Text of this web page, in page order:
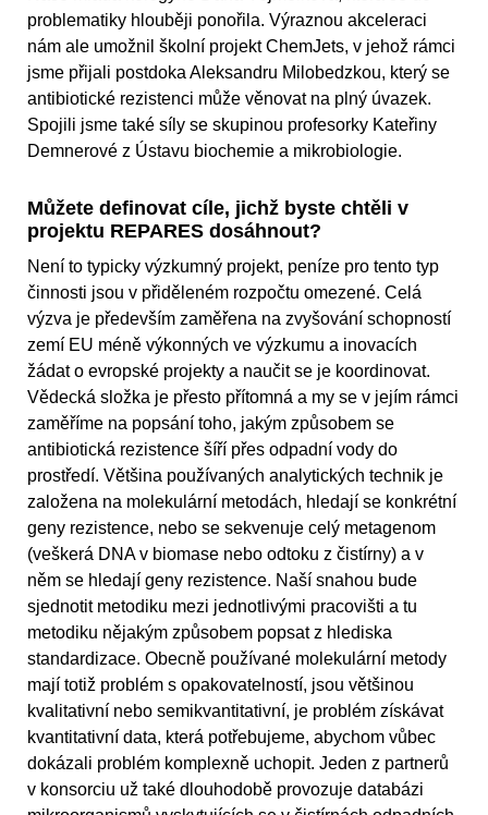
problematiky hlouběji ponořila. Výraznou akceleraci
nám ale umožnil školní projekt ChemJets, v jehož rámci
jsme přijali postdoka Aleksandru Milobedzkou, který se
antibiotické rezistenci může věnovat na plný úvazek.
Spojili jsme také síly se skupinou profesorky Kateřiny
Demnerové z Ústavu biochemie a mikrobiologie.
Můžete definovat cíle, jichž byste chtěli v
projektu REPARES dosáhnout?
Není to typicky výzkumný projekt, peníze pro tento typ
činnosti jsou v přiděleném rozpočtu omezené. Celá
výzva je především zaměřena na zvyšování schopností
zemí EU méně výkonných ve výzkumu a inovacích
žádat o evropské projekty a naučit se je koordinovat.
Vědecká složka je přesto přítomná a my se v jejím rámci
zaměříme na popsání toho, jakým způsobem se
antibiotická rezistence šíří přes odpadní vody do
prostředí. Většina používaných analytických technik je
založena na molekulární metodách, hledají se konkrétní
geny rezistence, nebo se sekvenuje celý metagenom
(veškerá DNA v biomase nebo odtoku z čistírny) a v
něm se hledají geny rezistence. Naší snahou bude
sjednotit metodiku mezi jednotlivými pracovišti a tu
metodiku nějakým způsobem popsat z hlediska
standardizace. Obecně používané molekulární metody
mají totiž problém s opakovatelností, jsou většinou
kvalitativní nebo semikvantitativní, je problém získávat
kvantitativní data, která potřebujeme, abychom vůbec
dokázali problém komplexně uchopit. Jeden z partnerů
v konsorciu už také dlouhodobě provozuje databázi